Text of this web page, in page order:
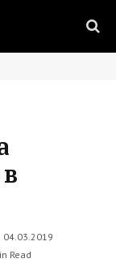
04.03.2019
Read